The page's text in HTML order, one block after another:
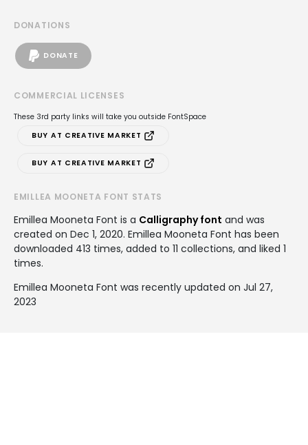
DONATIONS
DONATE
COMMERCIAL LICENSES
These 3rd party links will take you outside FontSpace
BUY AT CREATIVE MARKET
BUY AT CREATIVE MARKET
EMILLEA MOONETA FONT STATS
Emillea Mooneta Font is a Calligraphy font and was
created on Dec 1, 2020. Emillea Mooneta Font has been
downloaded 413 times, added to 11 collections, and liked 1
times.
Emillea Mooneta Font was recently updated on Jul 27,
2023